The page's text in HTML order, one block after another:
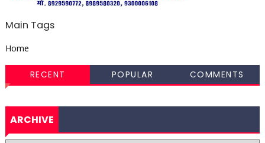
Main Tags
Home
RECENT POPULAR COMMENTS
ARCHIVE